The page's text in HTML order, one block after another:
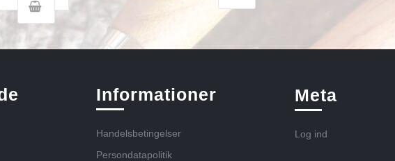
Informationer
Handelsbetingelser
Persondatapolitik
Meta
Log ind